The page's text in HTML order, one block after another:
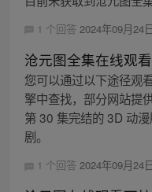
1 个回答 2024年09月24
沧元图全集在线观看
您可以通过以下途径观
擎中查找，部分网站提
第 30 集完结的 3D 动
剧。
1 个回答 2024年09月24